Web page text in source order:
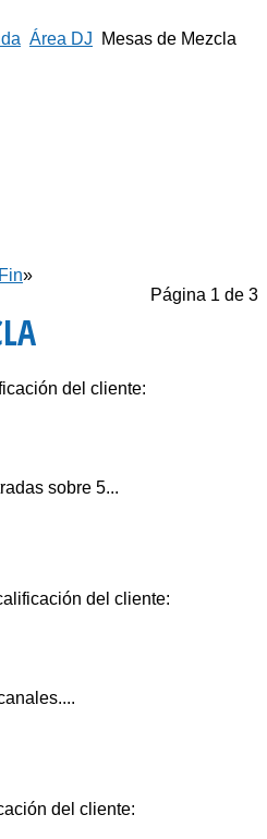
Área DJ
Mesas de Mezcla
Fin»
Página 1 de 3
del cliente:
sobre 5...
del cliente:
del cliente: